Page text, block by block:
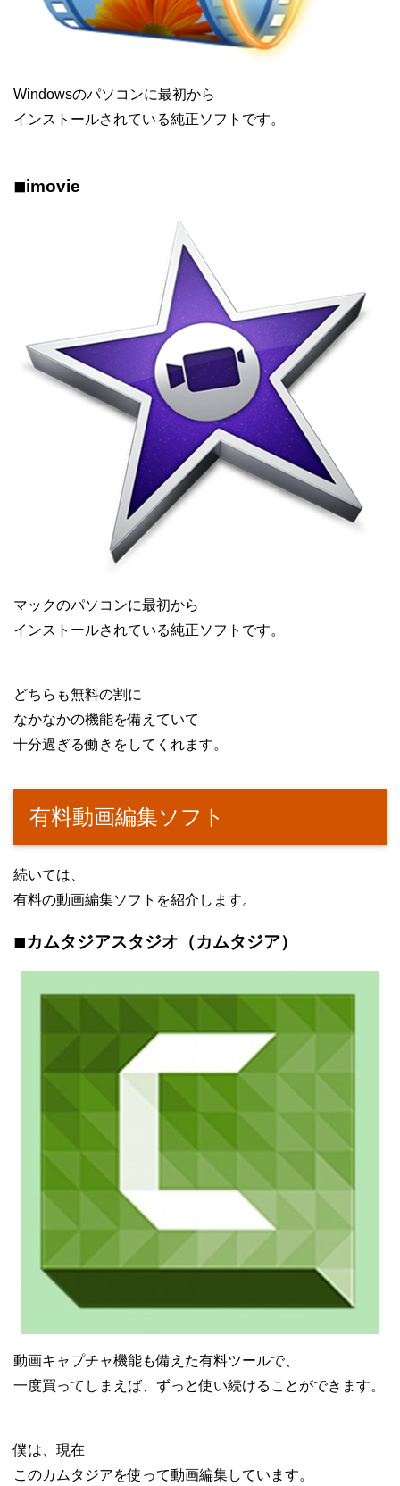
Windowsのパソコンに最初から
インストールされている純正ソフトです。
◾︎imovie
マックのパソコンに最初から
インストールされている純正ソフトです。
どちらも無料の割に
なかなかの機能を備えていて
十分過ぎる働きをしてくれます。
有料動画編集ソフト
続いては、
有料の動画編集ソフトを紹介します。
◾︎カムタジアスタジオ（カムタジア）
動画キャプチャ機能も備えた有料ツールで、
一度買ってしまえば、ずっと使い続けることができます。
僕は、現在
このカムタジアを使って動画編集しています。